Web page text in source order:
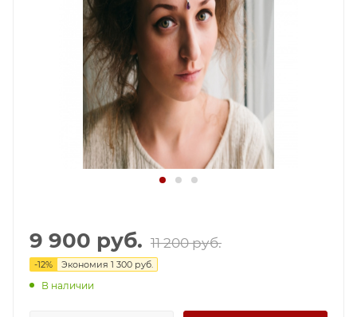
9 900 руб. 11 200руб.
-12% Экономия 1 300 руб.
В наличии